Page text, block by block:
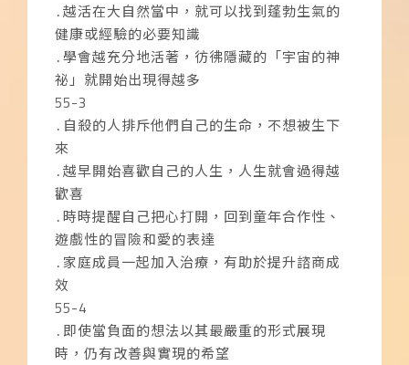
․越活在大自然當中，就可以找到蓬勃生氣的
健康或經驗的必要知識
․學會越充分地活著，彷彿隱藏的「宇宙的神
祕」就開始出現得越多
55-3
․自殺的人排斥他們自己的生命，不想被生下
來
․越早開始喜歡自己的人生，人生就會過得越
歡喜
․時時提醒自己把心打開，回到童年合作性、
遊戲性的冒險和愛的表達
․家庭成員一起加入治療，有助於提升諮商成
效
55-4
․即使當負面的想法以其最嚴重的形式展現
時，仍有改善與實現的希望